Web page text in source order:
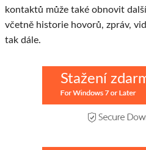
kontaktů může také obnovit
včetně historie hovorů, zpráv,
tak dále.
Stažení